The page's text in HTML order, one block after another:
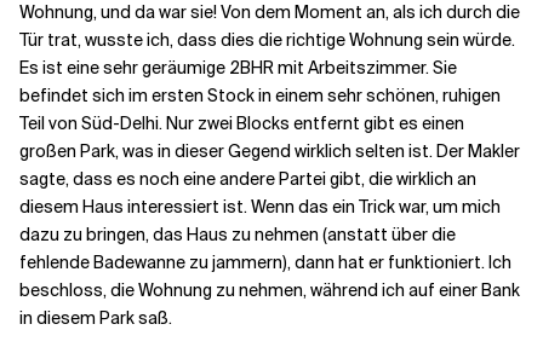
Wohnung, und da war sie! Von dem Moment an, als ich durch die
Tür trat, wusste ich, dass dies die richtige Wohnung sein würde.
Es ist eine sehr geräumige 2BHR mit Arbeitszimmer. Sie
befindet sich im ersten Stock in einem sehr schönen, ruhigen
Teil von Süd-Delhi. Nur zwei Blocks entfernt gibt es einen
großen Park, was in dieser Gegend wirklich selten ist. Der Makler
sagte, dass es noch eine andere Partei gibt, die wirklich an
diesem Haus interessiert ist. Wenn das ein Trick war, um mich
dazu zu bringen, das Haus zu nehmen (anstatt über die
fehlende Badewanne zu jammern), dann hat er funktioniert. Ich
beschloss, die Wohnung zu nehmen, während ich auf einer Bank
in diesem Park saß.